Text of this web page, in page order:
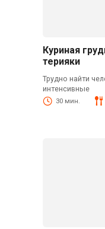
Куриная
терияки
Трудно найти
интенсивные
30 мин.